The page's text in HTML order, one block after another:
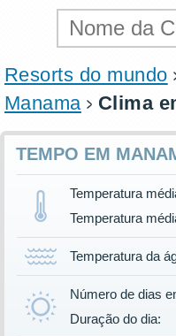
Resorts do mundo
Manama
Clima
TEMPO EM
Temperatura
Temperatura
Temperatura da
Número de dias
Duração do dia: